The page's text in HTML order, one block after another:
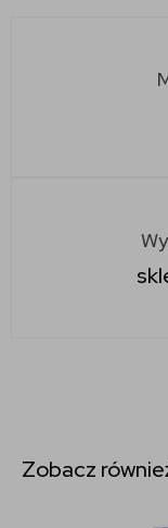
Zobacz